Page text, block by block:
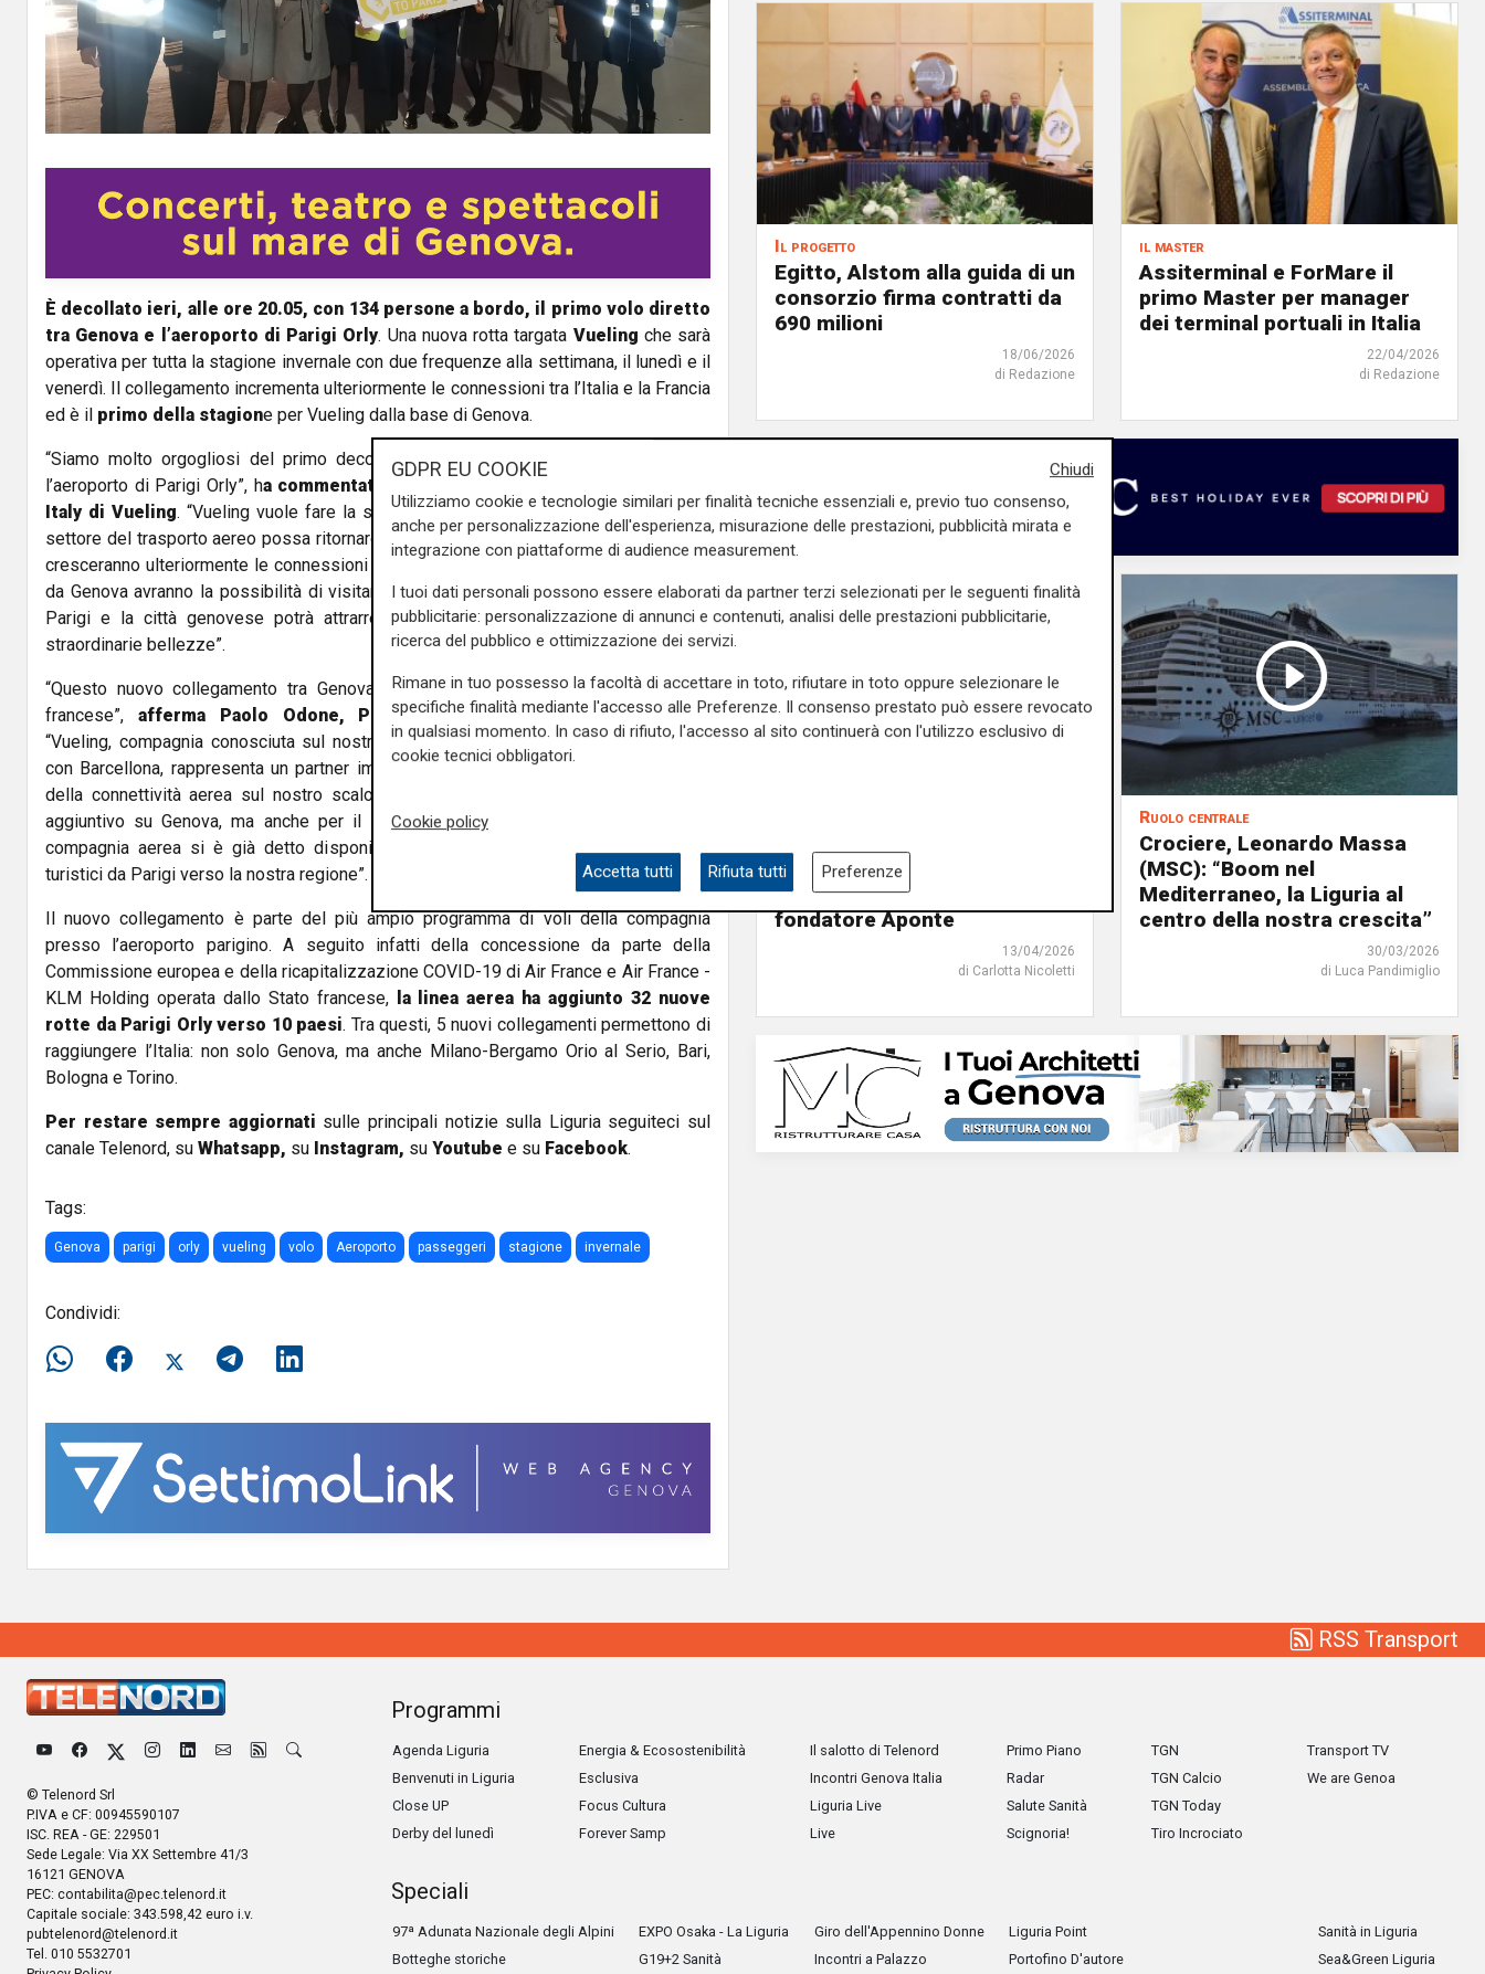
l
y
V
i
e
o
È decollato ieri, alle ore 20.05, con 134 persone a bordo, il primo volo diretto
tra Genova e l’aeroporto di Parigi Orly. Una nuova rotta targata Vueling che sarà
operativa per tutta la stagione invernale con due frequenze alla settimana, il lunedì e il
venerdì. Il collegamento incrementa ulteriormente le connessioni tra l’Italia e la Francia
ed è il primo della stagione per Vueling dalla base di Genova.
“Siamo molto orgogliosi del primo decollo del nuovo collegamento tra Genova e
l’aeroporto di Parigi Orly”, ha commentato Silvana Napolitano, Country Manager
Italy di Vueling. “Vueling vuole fare la sua parte e dare il suo contributo affinché il
settore del trasporto aereo possa ritornare alla normalità. Grazie a questa nuova rotta
cresceranno ulteriormente le connessioni tra Italia e Francia: i passeggeri in partenza
da Genova avranno la possibilità di visitare una meravigliosa capitale europea come
Parigi e la città genovese potrà attrarre nuovi viaggiatori per conoscere le sue
straordinarie bellezze”.
“Questo nuovo collegamento tra Genova e Parigi avvicina la Liguria alla capitale
francese”, afferma Paolo Odone, Presidente dell’Aeroporto di Genova.
“Vueling, compagnia conosciuta sul nostro territorio perché da anni collega Genova
con Barcellona, rappresenta un partner importante nella nostra strategia di ripristino
della connettività aerea sul nostro scalo. Siamo grati a Vueling per l’investimento
aggiuntivo su Genova, ma anche per il lavoro di promozione del territorio che la
compagnia aerea si è già detto disponibile ad avviare per stimolare nuovi flussi
turistici da Parigi verso la nostra regione”.
Il nuovo collegamento è parte del più ampio programma di voli della compagnia
presso l’aeroporto parigino. A seguito infatti della concessione da parte della
Commissione europea e della ricapitalizzazione COVID-19 di Air France e Air France -
KLM Holding operata dallo Stato francese,
la linea aerea ha aggiunto 32 nuove
rotte da Parigi Orly verso 10 paesi. Tra questi, 5 nuovi collegamenti permettono di
raggiungere l’Italia: non solo Genova, ma anche Milano-Bergamo Orio al Serio, Bari,
Bologna e Torino.
Per restare sempre aggiornati sulle principali notizie sulla Liguria seguiteci sul
canale Telenord, su Whatsapp, su Instagram, su Youtube e su Facebook.
Tags:
Genova parigi orly vueling volo Aeroporto passeggeri stagione invernale
Condividi:
Il progetto
Egitto, Alstom alla guida di un
consorzio firma contratti da
690 milioni
18/06/2026
di Redazione
il master
Assiterminal e ForMare il
primo Master per manager
dei terminal portuali in Italia
22/04/2026
di Redazione
generazione: proprietà
trasferita ai figli del
fondatore Aponte
13/04/2026
di Carlotta Nicoletti
Ruolo centrale
Crociere, Leonardo Massa
(MSC): “Boom nel
Mediterraneo, la Liguria al
centro della nostra crescita”
30/03/2026
di Luca Pandimiglio
RSS Transport
© Telenord Srl
P.IVA e CF: 00945590107
ISC. REA - GE: 229501
Sede Legale: Via XX Settembre 41/3
16121 GENOVA
PEC: contabilita@pec.telenord.it
Capitale sociale: 343.598,42 euro i.v.
pubtelenord@telenord.it
Tel. 010 5532701
Programmi
Agenda Liguria
Benvenuti in Liguria
Close UP
Derby del lunedì
Energia & Ecosostenibilità
Esclusiva
Focus Cultura
Forever Samp
Il salotto di Telenord
Incontri Genova Italia
Liguria Live
Live
Primo Piano
Radar
Salute Sanità
Scignoria!
TGN
TGN Calcio
TGN Today
Tiro Incrociato
Transport TV
We are Genoa
Speciali
97ª Adunata Nazionale degli Alpini
Botteghe storiche
EXPO Osaka - La Liguria
G19+2 Sanità
Giro dell'Appennino Donne
Incontri a Palazzo
Liguria Point
Portofino D'autore
Sanità in Liguria
Sea&Green Liguria
Chiudi
GDPR EU COOKIE
Utilizziamo cookie e tecnologie similari per finalità tecniche essenziali e, previo tuo consenso,
anche per personalizzazione dell'esperienza, misurazione delle prestazioni, pubblicità mirata e
integrazione con piattaforme di audience measurement.
I tuoi dati personali possono essere elaborati da partner terzi selezionati per le seguenti finalità
pubblicitarie: personalizzazione di annunci e contenuti, analisi delle prestazioni pubblicitarie,
ricerca del pubblico e ottimizzazione dei servizi.
Rimane in tuo possesso la facoltà di accettare in toto, rifiutare in toto oppure selezionare le
specifiche finalità mediante l'accesso alle Preferenze. Il consenso prestato può essere revocato
in qualsiasi momento. In caso di rifiuto, l'accesso al sito continuerà con l'utilizzo esclusivo di
cookie tecnici obbligatori.
Cookie policy
Accetta tutti Rifiuta tutti Preferenze